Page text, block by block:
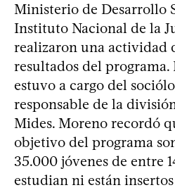
Ministerio de Desarrollo
Instituto Nacional de la
realizaron una actividad
resultados del programa.
estuvo a cargo del
responsable de la
Mides. Moreno recordó
objetivo del programa
35.000 jóvenes de entre
estudian ni están